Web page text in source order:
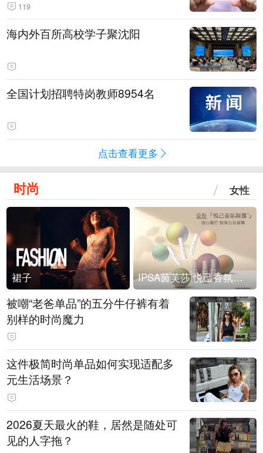
119
海内外百所高校学子聚沈阳
全国计划招聘特岗教师8954名
点击查看更多
时尚 女性
裙子 IPSA茵芙莎 悦己香氛凝露上市
被嘲“老爸单品”的五分牛仔裤有着
别样的时尚魔力
这件极简时尚单品如何实现适配多
元生活场景？
2026夏天最火的鞋，居然是随处可
见的人字拖？